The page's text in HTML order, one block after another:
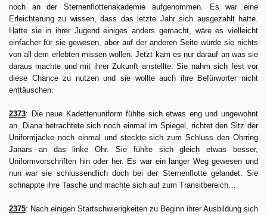
noch an der Sternenflottenakademie aufgenommen. Es war eine
Erleichterung zu wissen, dass das letzte Jahr sich ausgezahlt hatte.
Hätte sie in ihrer Jugend einiges anders gemacht, wäre es vielleicht
einfacher für sie gewesen, aber auf der anderen Seite würde sie nichts
von all dem erlebten missen wollen. Jetzt kam es nur darauf an was sie
daraus machte und mit ihrer Zukunft anstellte. Sie nahm sich fest vor
diese Chance zu nutzen und sie wollte auch ihre Befürworter nicht
enttäuschen.
2373: Die neue Kadettenuniform fühlte sich etwas eng und ungewohnt
an. Diana betrachtete sich noch einmal im Spiegel, richtet den Sitz der
Uniformjacke noch einmal und steckte sich zum Schluss den Ohrring
Janars an das linke Ohr. Sie fühlte sich gleich etwas besser,
Uniformvorschriften hin oder her. Es war ein langer Weg gewesen und
nun war sie schlussendlich doch bei der Sternenflotte gelandet. Sie
schnappte ihre Tasche und machte sich auf zum Transitbereich…
2375: Nach einigen Startschwierigkeiten zu Beginn ihrer Ausbildung sich